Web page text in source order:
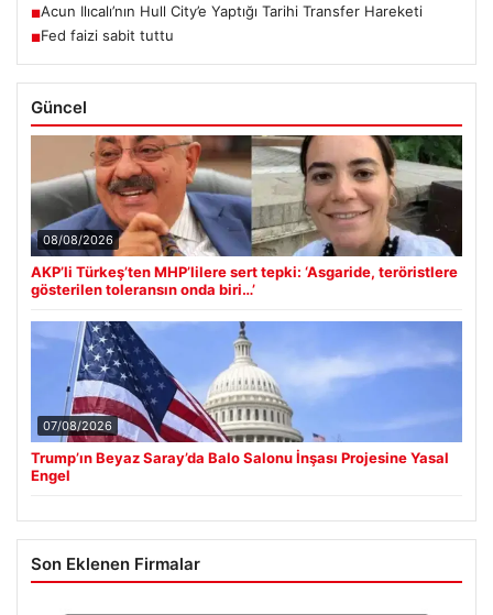
■Acun Ilıcalı’nın Hull City’e Yaptığı Tarihi Transfer Hareketi
■Fed faizi sabit tuttu
Güncel
08/08/2026
AKP’li Türkeş’ten MHP’lilere sert tepki: ‘Asgaride, teröristlere
gösterilen toleransın onda biri…’
07/08/2026
Trump’ın Beyaz Saray’da Balo Salonu İnşası Projesine Yasal
Engel
Son Eklenen Firmalar